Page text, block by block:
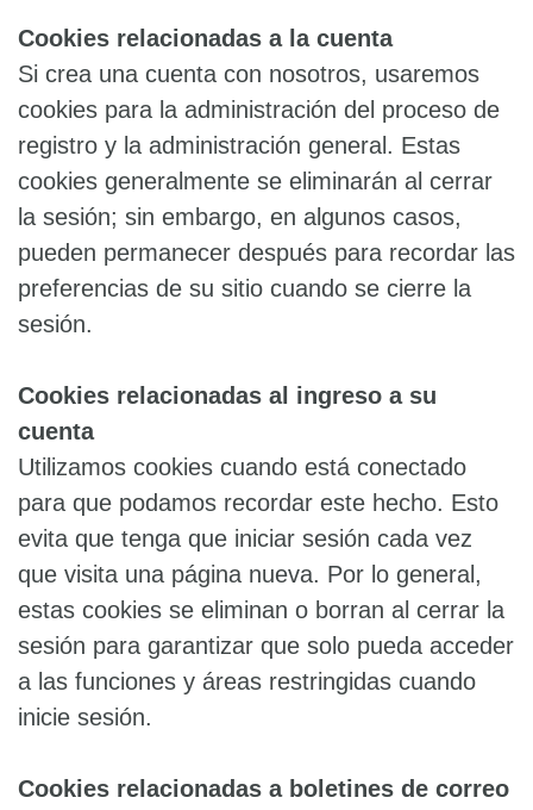
Cookies relacionadas a la cuenta
Si crea una cuenta con nosotros, usaremos
cookies para la administración del proceso de
registro y la administración general. Estas
cookies generalmente se eliminarán al cerrar
la sesión; sin embargo, en algunos casos,
pueden permanecer después para recordar las
preferencias de su sitio cuando se cierre la
sesión.
Cookies relacionadas al ingreso a su
cuenta
Utilizamos cookies cuando está conectado
para que podamos recordar este hecho. Esto
evita que tenga que iniciar sesión cada vez
que visita una página nueva. Por lo general,
estas cookies se eliminan o borran al cerrar la
sesión para garantizar que solo pueda acceder
a las funciones y áreas restringidas cuando
inicie sesión.
Cookies relacionadas a boletines de correo